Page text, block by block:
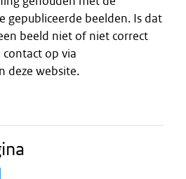
gepubliceerde beelden. Is dat
beeld niet of niet correct
op via
deze website.